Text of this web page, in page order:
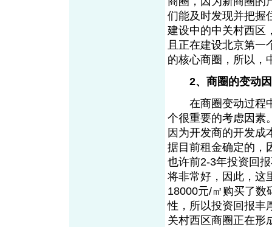
们能及时发现并把握
建设中的中关村西区
且正在建设北京第
的核心商圈，所以，
2、商圈的变动
在商圈变动过程中
个很重要的考虑因素
因为开发商的开发成
据目前租金确定的，
也许前2-3年投资回
将非常好，因此，这
18000元/㎡购买了数
性，所以投资回报丰
关村西区商圈正在形